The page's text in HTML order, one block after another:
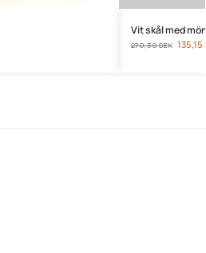
Vit skål med
270,30SEK 135,15